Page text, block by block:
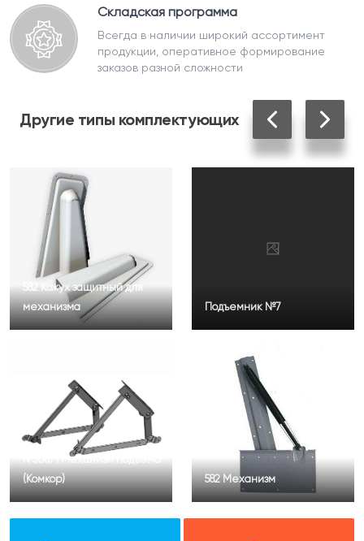
Складская программа
Всегда в наличии широкий ассортимент
продукции, оперативное формирование
заказов разной сложности
Другие типы комплектующих
582 Кожух защитный для
механизма
N 506/1 Механизм подъема
(Комкор)
Подъемник №7
582 Механизм